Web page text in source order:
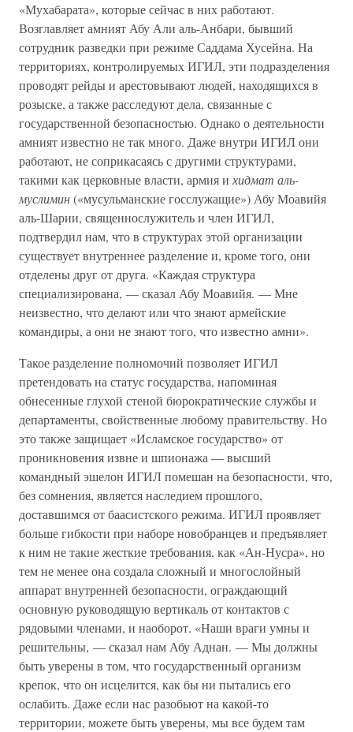
«Мухабарата», которые сейчас в них работают.
Возглавляет амният Абу Али аль-Анбари, бывший
сотрудник разведки при режиме Саддама Хусейна. На
территориях, контролируемых ИГИЛ, эти подразделения
проводят рейды и арестовывают людей, находящихся в
розыске, а также расследуют дела, связанные с
государственной безопасностью. Однако о деятельности
амният известно не так много. Даже внутри ИГИЛ они
работают, не соприкасаясь с другими структурами,
такими как церковные власти, армия и хидмат аль-
муслимин(«мусульманские госслужащие») Абу Моавийя
аль-Шарии, священнослужитель и член ИГИЛ,
подтвердил нам, что в структурах этой организации
существует внутреннее разделение и, кроме того, они
отделены друг от друга. «Каждая структура
специализирована, — сказал Абу Моавийя. — Мне
неизвестно, что делают или что знают армейские
командиры, а они не знают того, что известно амни».
Такое разделение полномочий позволяет ИГИЛ
претендовать на статус государства, напоминая
обнесенные глухой стеной бюрократические службы и
департаменты, свойственные любому правительству. Но
это также защищает «Исламское государство» от
проникновения извне и шпионажа — высший
командный эшелон ИГИЛ помешан на безопасности, что,
без сомнения, является наследием прошлого,
доставшимся от баасистского режима. ИГИЛ проявляет
больше гибкости при наборе новобранцев и предъявляет
к ним не такие жесткие требования, как «Ан-Нусра», но
тем не менее она создала сложный и многослойный
аппарат внутренней безопасности, ограждающий
основную руководящую вертикаль от контактов с
рядовыми членами, и наоборот. «Наши враги умны и
решительны, — сказал нам Абу Аднан. — Мы должны
быть уверены в том, что государственный организм
крепок, что он исцелится, как бы ни пытались его
ослабить. Даже если нас разобьют на какой-то
территории, можете быть уверены, мы все будем там